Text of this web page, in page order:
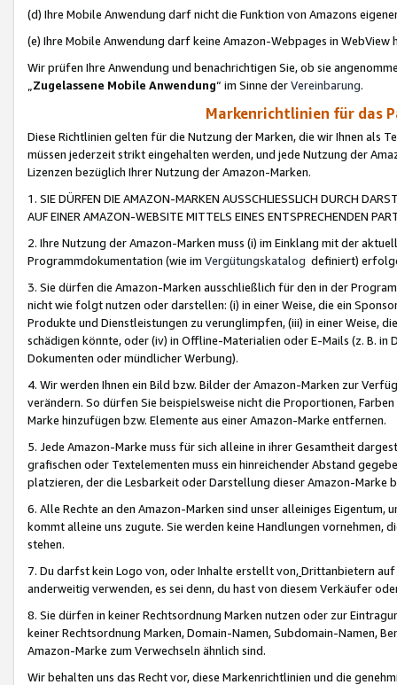
(d) Ihre Mobile Anwendung darf nicht die Funktion von Amazons
(e) Ihre Mobile Anwendung darf keine Amazon-Webpages in WebView
Wir prüfen Ihre Anwendung und benachrichtigen Sie, ob sie
„Zugelassene Mobile Anwendung“ im Sinne derVereinbarung.
Markenrichtlinien für das
Diese Richtlinien gelten für die Nutzung der Marken, die wir Ihnen als
müssen jederzeit strikt eingehalten werden, und jede Nutzung der
Lizenzen bezüglich Ihrer Nutzung der Amazon-Marken.
1. SIE DÜRFEN DIE AMAZON-MARKEN AUSSCHLIESSLICH DURCH
AUF EINER AMAZON-WEBSITE MITTELS EINES ENTSPRECHENDEN
2. Ihre Nutzung der Amazon-Marken muss (i) im Einklang mit der
Programmdokumentation (wie im Vergütungskatalog definiert)
3. Sie dürfen die Amazon-Marken ausschließlich für den in der
nicht wie folgt nutzen oder darstellen: (i) in einer Weise, die ein
Produkte und Dienstleistungen zu verunglimpfen, (iii) in einer Weise,
schädigen könnte, oder (iv) in Offline-Materialien oder E-Mails (z. B. in
Dokumenten oder mündlicher Werbung).
4. Wir werden Ihnen ein Bild bzw. Bilder der Amazon-Marken zur
verändern. So dürfen Sie beispielsweise nicht die Proportionen,
Marke hinzufügen bzw. Elemente aus einer Amazon-Marke entfernen.
5. Jede Amazon-Marke muss für sich alleine in ihrer Gesamtheit
grafischen oder Textelementen muss ein hinreichender Abstand
platzieren, der die Lesbarkeit oder Darstellung dieser Amazon-Marke
6. Alle Rechte an den Amazon-Marken sind unser alleiniges
kommt alleine uns zugute. Sie werden keine Handlungen vornehmen,
stehen.
7. Du darfst kein Logo von, oder Inhalte erstellt von,Drittanbietern auf
anderweitig verwenden, es sei denn, du hast von diesem Verkäufer
8. Sie dürfen in keiner Rechtsordnung Marken nutzen oder zur
keiner Rechtsordnung Marken, Domain-Namen, Subdomain-Namen,
Amazon-Marke zum Verwechseln ähnlich sind.
Wir behalten uns das Recht vor, diese Markenrichtlinien und die